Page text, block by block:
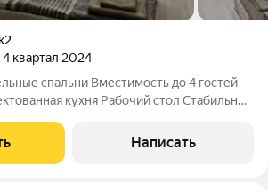
4 квартал 2024
Рабочий стол Стабильный
2-комнатная квартира в новом
Написать